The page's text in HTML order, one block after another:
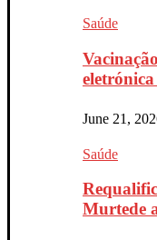
Saúde
June 21,
Saúde
Murtede